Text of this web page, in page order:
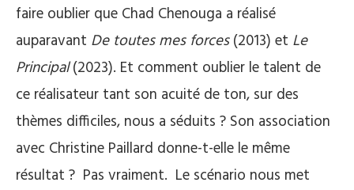
faire oublier que Chad Chenouga a réalisé
auparavant De toutes mes forces(2013) et Le
Principal(2023). Et comment oublier le talent de
ce réalisateur tant son acuité de ton, sur des
thèmes difficiles, nous a séduits ? Son association
avec Christine Paillard donne-t-elle le même
résultat ? Pas vraiment. Le scénario nous met